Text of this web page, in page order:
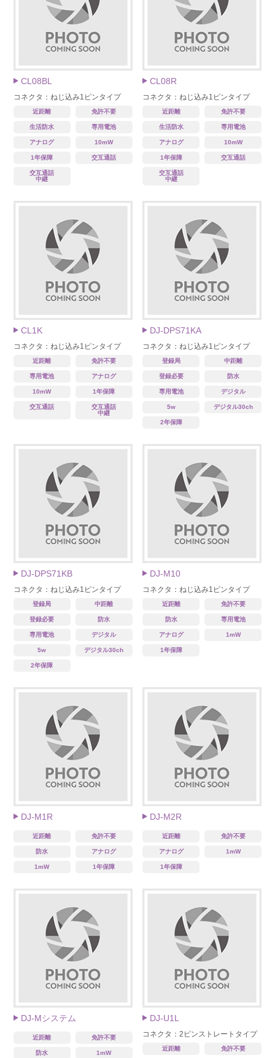
CL08BL
コネクタ：ねじ込み1ピンタイプ
近距離 免許不要
生活防水 専用電池
アナログ 10mW
1年保障 交互通話
交互通話
中継
CL08R
コネクタ：ねじ込み1ピンタイプ
近距離 免許不要
生活防水 専用電池
アナログ 10mW
1年保障 交互通話
交互通話
中継
CL1K
コネクタ：ねじ込み1ピンタイプ
近距離 免許不要
専用電池 アナログ
10mW 1年保障
交互通話
交互通話
中継
DJ-DPS71KA
コネクタ：ねじ込み1ピンタイプ
登録局 中距離
登録必要 防水
専用電池 デジタル
5w デジタル30ch
2年保障
DJ-DPS71KB
コネクタ：ねじ込み1ピンタイプ
登録局 中距離
登録必要 防水
専用電池 デジタル
5w デジタル30ch
2年保障
DJ-M10
コネクタ：ねじ込み1ピンタイプ
近距離 免許不要
防水 専用電池
アナログ 1mW
1年保障
DJ-M1R
近距離 免許不要
防水 アナログ
1mW 1年保障
DJ-M2R
近距離 免許不要
アナログ 1mW
1年保障
DJ-Mシステム
近距離 免許不要
防水 1mW
DJ-U1L
コネクタ：2ピンストレートタイプ
近距離 免許不要